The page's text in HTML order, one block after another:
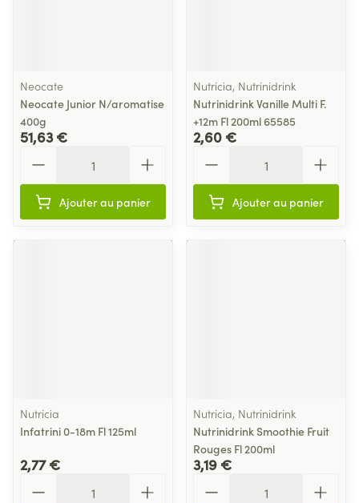
Neocate
Neocate Junior N/aromatise
400g
51,63 €
Ajouter au panier
Nutricia, Nutrinidrink
Nutrinidrink Vanille Multi F.
+12m Fl 200ml 65585
2,60 €
Ajouter au panier
Nutricia
Infatrini 0-18m Fl 125ml
2,77 €
Nutricia, Nutrinidrink
Nutrinidrink Smoothie Fruit
Rouges Fl 200ml
3,19 €